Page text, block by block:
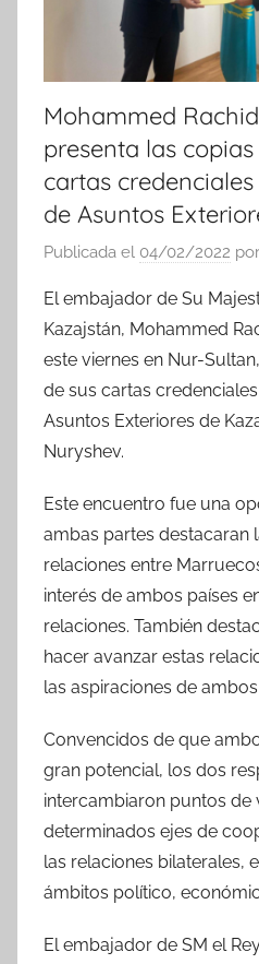
Mohammed
presenta las
cartas
de Asuntos
Publicada el 04/02/2022 por
El embajador de Su
Kazajstán, Mohammed
este viernes en Nur-
de sus cartas
Asuntos Exteriores de
Nuryshev.
Este encuentro fue una
ambas partes destacaran
relaciones entre
interés de ambos países
relaciones. También
hacer avanzar estas
las aspiraciones de
Convencidos de que
gran potencial, los dos
intercambiaron puntos de
determinados ejes de
las relaciones bilaterales,
ámbitos político,
El embajador de SM el